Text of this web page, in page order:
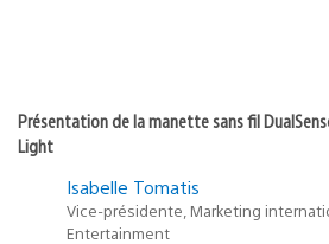
Présentation de la manette sans fil
Light
Isabelle Tomatis
Vice-présidente, Marketing
Entertainment